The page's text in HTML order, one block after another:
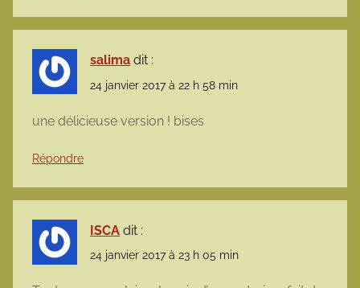
salima dit :
24 janvier 2017 à 22 h 58 min
une délicieuse version ! bises
Répondre
ISCA dit :
24 janvier 2017 à 23 h 05 min